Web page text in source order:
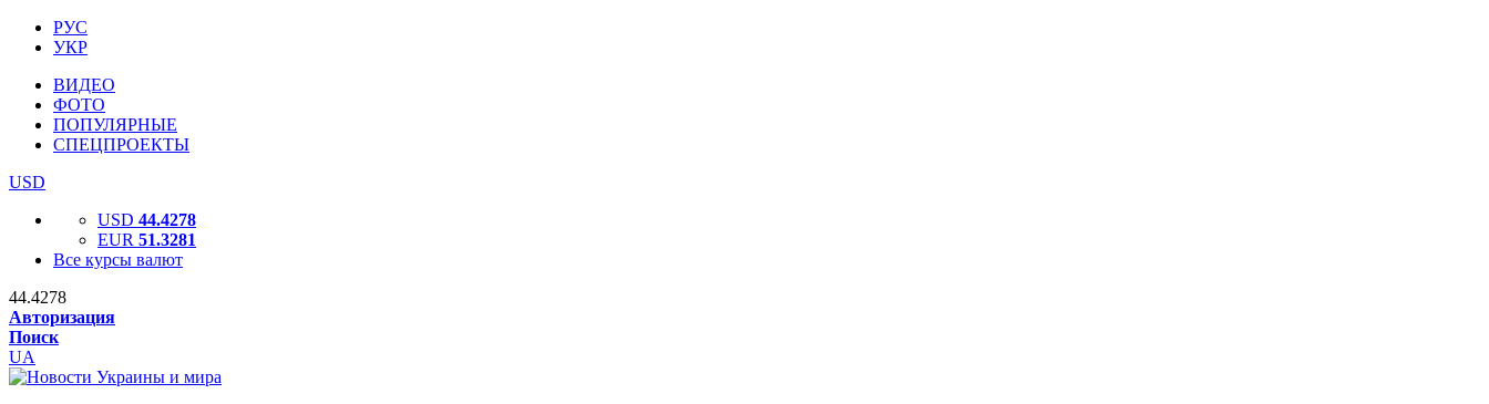
РУС
УКР
ВИДЕО
ФОТО
ПОПУЛЯРНЫЕ
СПЕЦПРОЕКТЫ
USD
USD 44.4278
EUR 51.3281
Все курсы валют
44.4278
Авторизация
Поиск
UA